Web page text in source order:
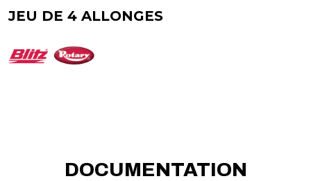
JEU DE 4 ALLONGES
DOCUMENTATION